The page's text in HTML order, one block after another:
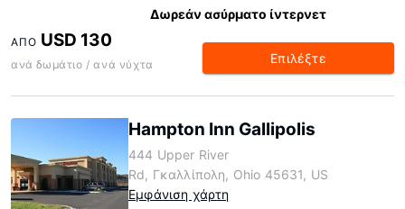
Δωρεάν ασύρματο ίντερνετ
ΑΠΌ USD 130
ανά δωμάτιο / ανά νύχτα Επιλέξτε
Hampton Inn Gallipolis
444 Upper River
Rd, Γκαλλίπολη, Ohio 45631, US
Εμφάνιση χάρτη